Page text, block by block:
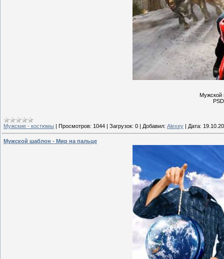
Мужской
Мужские - костюмы | Просмотров: 1044 | Загрузок: 0 | Добавил: Alexey | Дата:
Мужской шаблон - Мир на пальце